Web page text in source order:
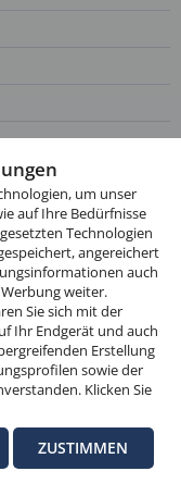
um unser
auf Ihre Bedürfnisse
Technologien
angereichert
auch
weiter.
Sie sich mit der
Ihr Endgerät und auch
Erstellung
sowie der
Klicken Sie
Klicken Sie auf
zu erteilen.
Datenschutz-
ZUSTIMMEN